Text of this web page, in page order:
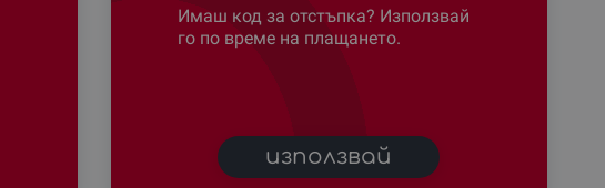
Имаш код за отстъпка? Използвай
го по време на плащането.
използвай